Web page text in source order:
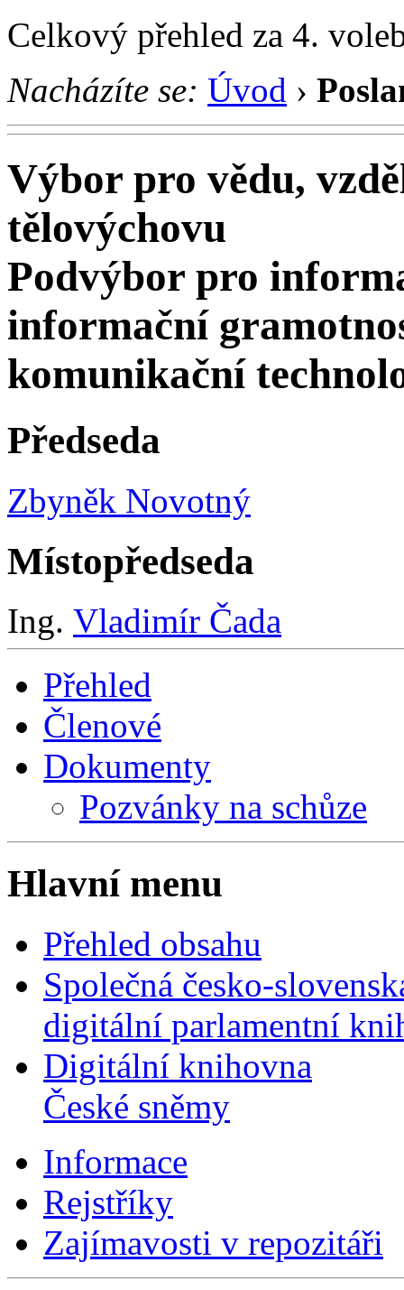
Celkový přehled za 4.
Nacházíte se: Úvod ›
Výbor pro vědu,
tělovýchovu
Podvýbor pro
informační
komunikační
Předseda
Zbyněk Novotný
Místopředseda
Ing. Vladimír Čada
Přehled
Členové
Dokumenty
Pozvánky na schůze
Hlavní menu
Přehled obsahu
Společná česko-
digitální parlamentní
Digitální knihovna
České sněmy
Informace
Rejstříky
Zajímavosti v repozitáři